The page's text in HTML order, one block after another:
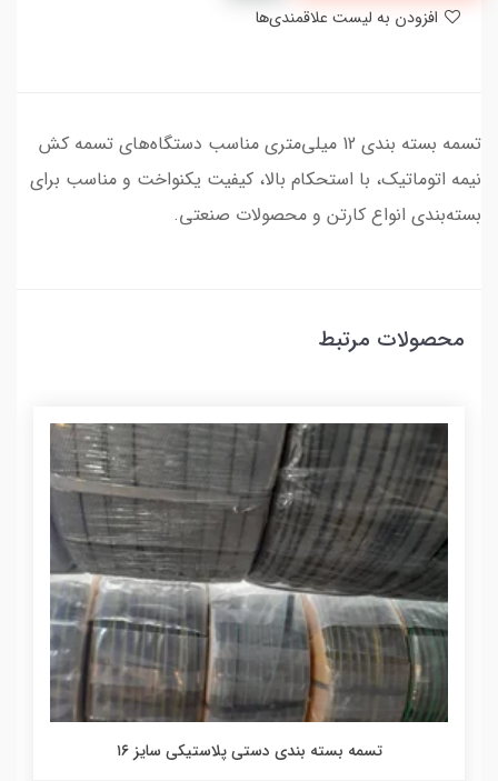
تسمه بسته بندی 12 میلی‌متری مناسب دستگاه‌های تسمه کش
نیمه اتوماتیک، با استحکام بالا، کیفیت یکنواخت و مناسب برای
بسته‌بندی انواع کارتن و محصولات صنعتی.
محصولات مرتبط
تسمه بسته بندی دستی پلاستیکی سایز ۱۶